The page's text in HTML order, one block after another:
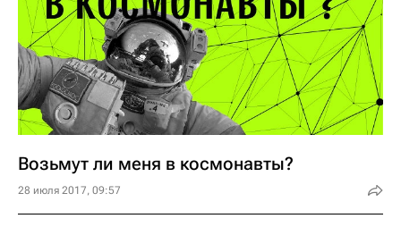
Возьмут ли меня в космонавты?
28 июля 2017, 09:57